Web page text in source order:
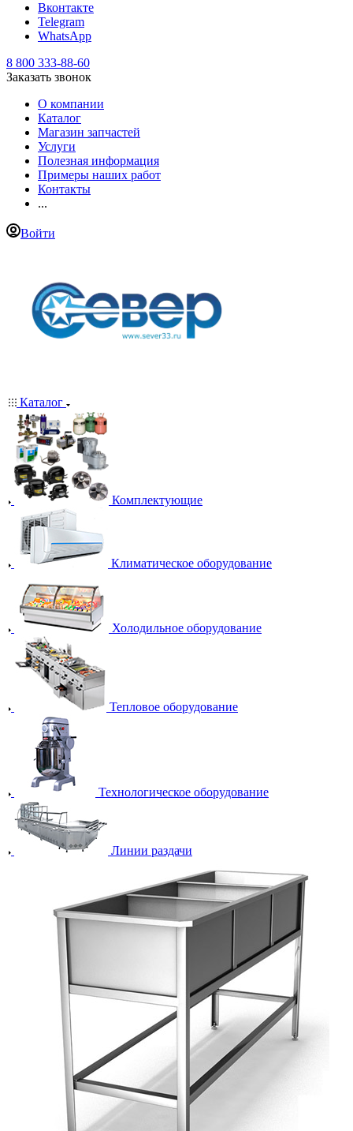
Вконтакте
Telegram
WhatsApp
8 800 333-88-60
Заказать звонок
О компании
Каталог
Магазин запчастей
Услуги
Полезная информация
Примеры наших работ
Контакты
...
Войти
Каталог
Комплектующие
Климатическое оборудование
Холодильное оборудование
Тепловое оборудование
Технологическое оборудование
Линии раздачи